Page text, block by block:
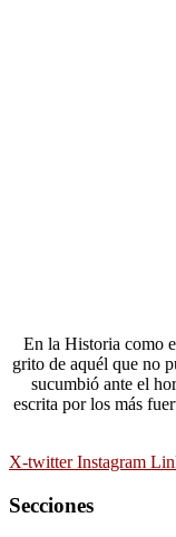
En la Historia como
grito de aquél que no
sucumbió ante el
escrita por los más
X-twitter Instagram
Secciones